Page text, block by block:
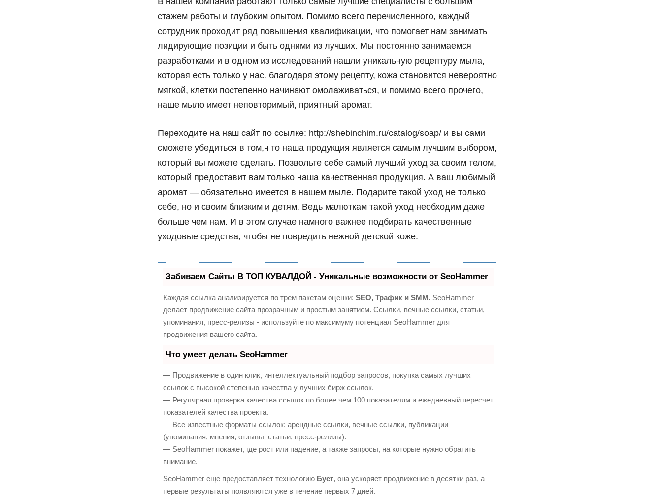
стажем работы и глубоким опытом. Помимо всего перечисленного, каждый
сотрудник проходит ряд повышения квалификации, что помогает нам занимать
лидирующие позиции и быть одними из лучших. Мы постоянно занимаемся
разработками и в одном из исследований нашли уникальную рецептуру мыла,
которая есть только у нас. благодаря этому рецепту, кожа становится невероятно
мягкой, клетки постепенно начинают омолаживаться, и помимо всего прочего,
наше мыло имеет неповторимый, приятный аромат.
Переходите на наш сайт по ссылке: http://shebinchim.ru/catalog/soap/ и вы сами
сможете убедиться в том,ч то наша продукция является самым лучшим выбором,
который вы можете сделать. Позвольте себе самый лучший уход за своим телом,
который предоставит вам только наша качественная продукция. А ваш любимый
аромат — обязательно имеется в нашем мыле. Подарите такой уход не только
себе, но и своим близким и детям. Ведь малюткам такой уход необходим даже
больше чем нам. И в этом случае намного важнее подбирать качественные
уходовые средства, чтобы не повредить нежной детской коже.
Забиваем Сайты В ТОП КУВАЛДОЙ - Уникальные возможности от SeoHammer
Каждая ссылка анализируется по трем пакетам оценки: SEO, Трафик и SMM. SeoHammer
делает продвижение сайта прозрачным и простым занятием. Ссылки, вечные ссылки, статьи,
упоминания, пресс-релизы - используйте по максимуму потенциал SeoHammer для
продвижения вашего сайта.
Что умеет делать SeoHammer
— Продвижение в один клик, интеллектуальный подбор запросов, покупка самых лучших
ссылок с высокой степенью качества у лучших бирж ссылок.
— Регулярная проверка качества ссылок по более чем 100 показателям и ежедневный пересчет
показателей качества проекта.
— Все известные форматы ссылок: арендные ссылки, вечные ссылки, публикации
(упоминания, мнения, отзывы, статьи, пресс-релизы).
— SeoHammer покажет, где рост или падение, а также запросы, на которые нужно обратить
внимание.
SeoHammer еще предоставляет технологию Буст, она ускоряет продвижение в десятки раз, а
первые результаты появляются уже в течение первых 7 дней.